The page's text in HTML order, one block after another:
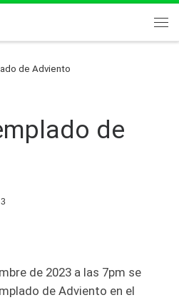
de Adviento
de
de 2023 a las 7pm se
de Adviento en el